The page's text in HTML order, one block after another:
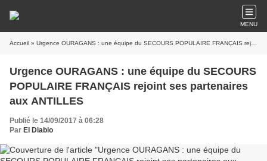
MENU
Accueil » Urgence OURAGANS : une équipe du SECOURS POPULAIRE FRANÇAIS rejoint ses partenaires aux ANTILLES
Urgence OURAGANS : une équipe du SECOURS
POPULAIRE FRANÇAIS rejoint ses partenaires
aux ANTILLES
Publié le 14/09/2017 à 06:28
Par El Diablo